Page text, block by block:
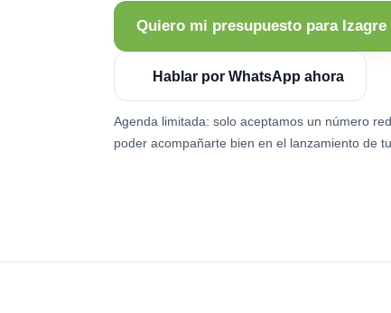
Quiero mi presupuesto para Izagre
Hablar por WhatsApp ahora
Agenda limitada: solo aceptamos un número
poder acompañarte bien en el lanzamiento de